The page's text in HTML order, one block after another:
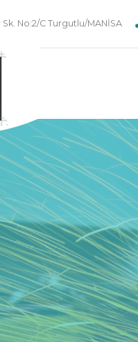
No:2/C Turgutlu/MANİSA